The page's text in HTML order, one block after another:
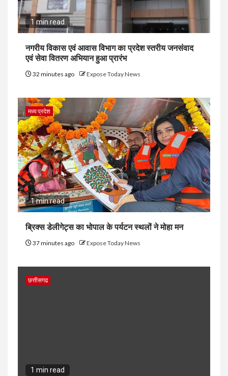
1 min read
नगरीय विकास एवं आवास विभाग का प्रदेश स्तरीय जनसंवाद
एवं सेवा वितरण अभियान हुआ प्रारंभ
32 minutes ago Expose Today News
मध्य प्रदेश
1 min read
ब्रिक्स डेलीगेट्स का भोपाल के पर्यटन स्थलों ने मोहा मन
37 minutes ago Expose Today News
छत्तीसगढ
1 min read